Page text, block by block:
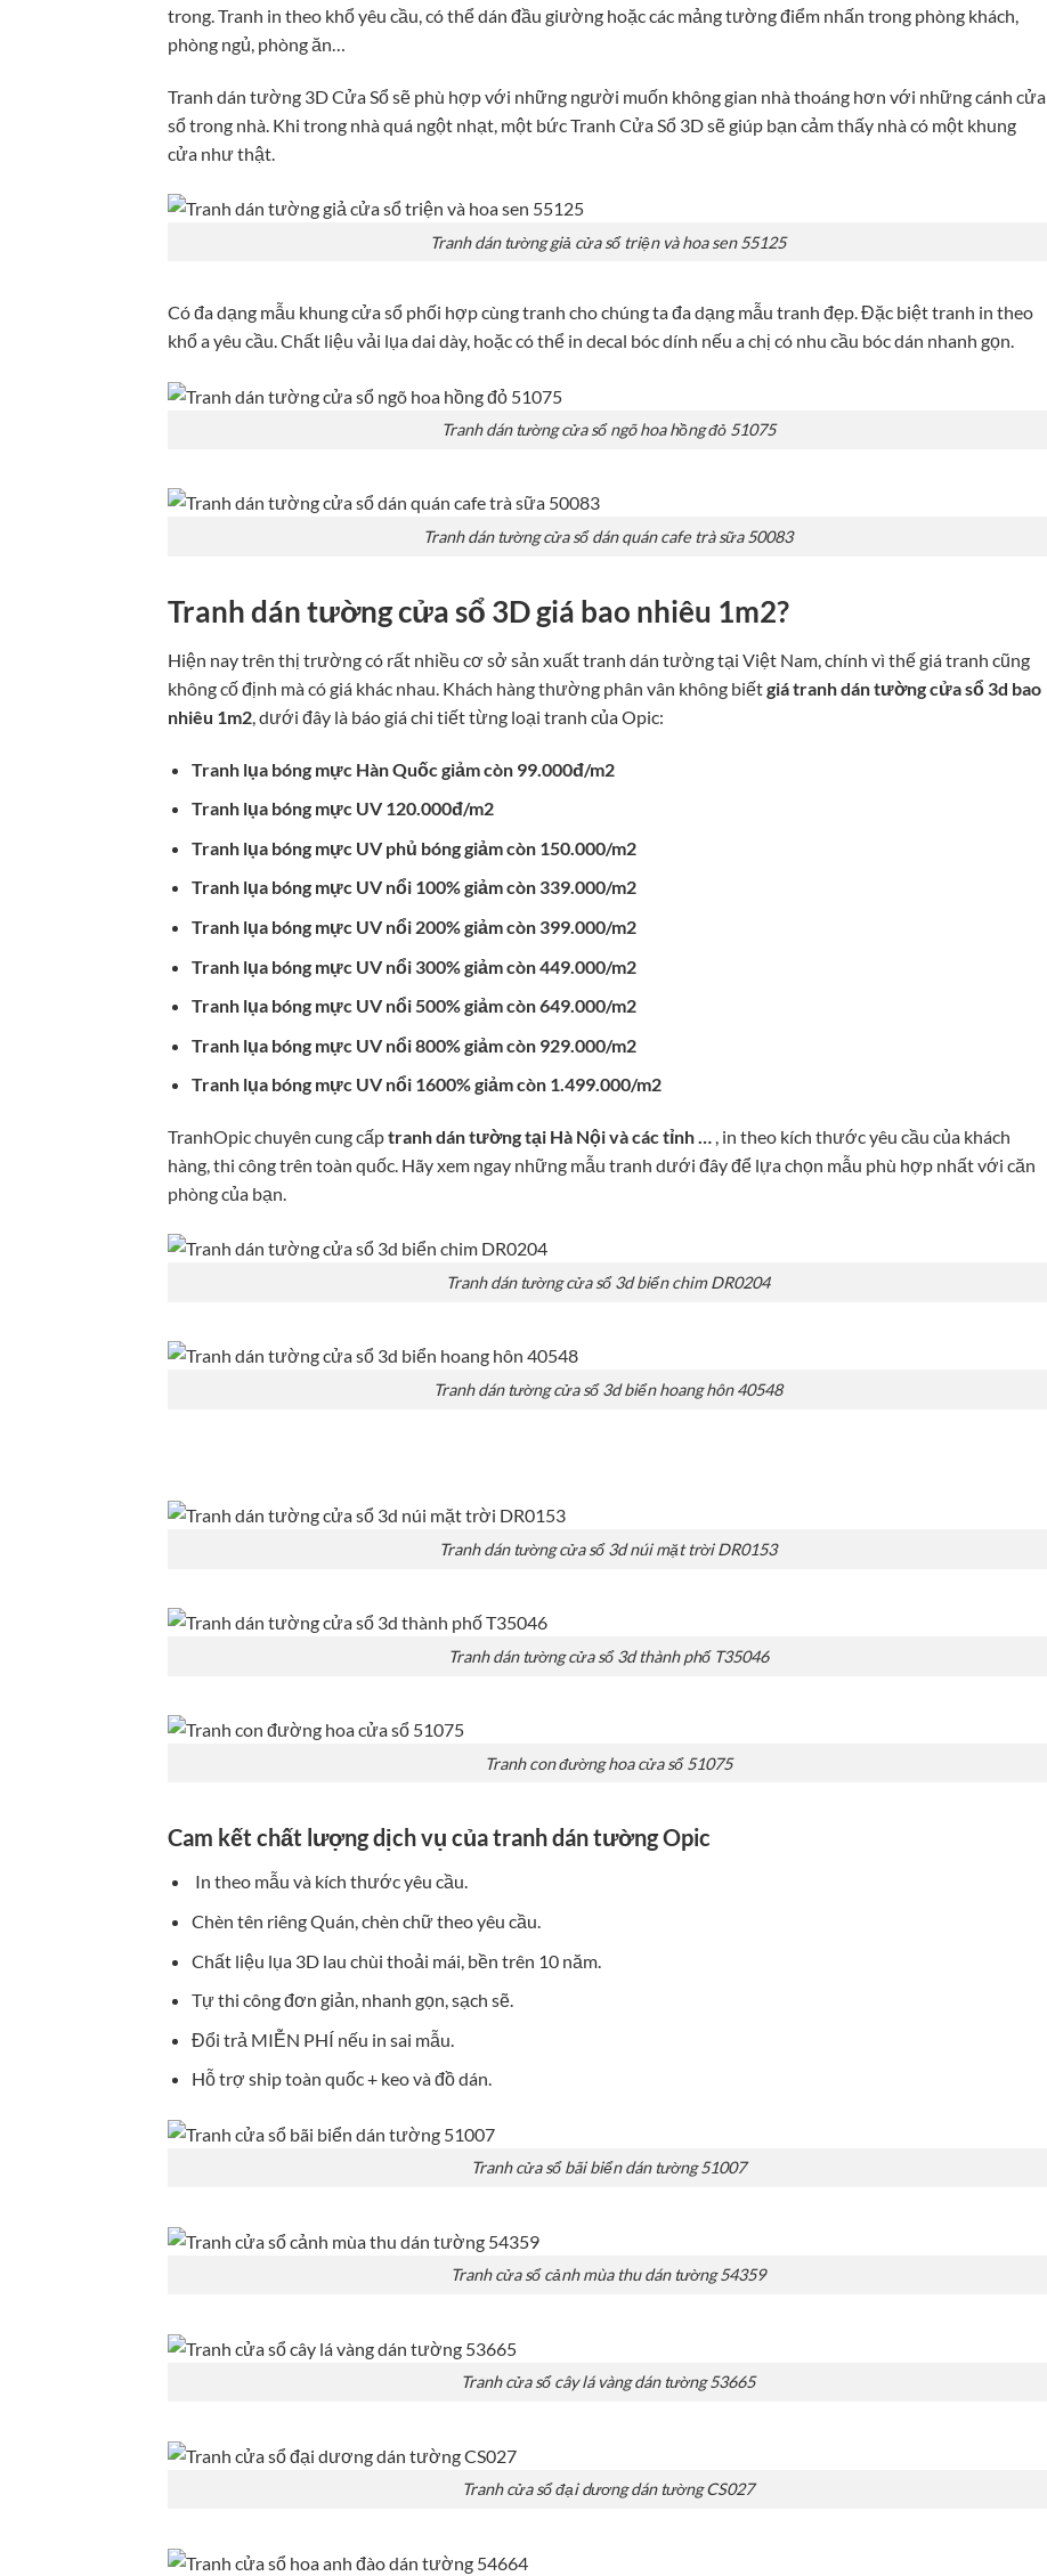
trong. Tranh in theo khổ yêu cầu, có thể dán đầu giường hoặc các mảng tường điểm nhấn trong phòng khách,
phòng ngủ, phòng ăn…
Tranh dán tường 3D Cửa Sổ sẽ phù hợp với những người muốn không gian nhà thoáng hơn với những cánh cửa
sổ trong nhà. Khi trong nhà quá ngột nhạt, một bức Tranh Cửa Sổ 3D sẽ giúp bạn cảm thấy nhà có một khung
cửa như thật.
Tranh dán tường giả cửa sổ triện và hoa sen 55125
Có đa dạng mẫu khung cửa sổ phối hợp cùng tranh cho chúng ta đa dạng mẫu tranh đẹp. Đặc biệt tranh in theo
khổ a yêu cầu. Chất liệu vải lụa dai dày, hoặc có thể in decal bóc dính nếu a chị có nhu cầu bóc dán nhanh gọn.
Tranh dán tường cửa sổ ngõ hoa hồng đỏ 51075
Tranh dán tường cửa sổ dán quán cafe trà sữa 50083
Tranh dán tường cửa sổ 3D giá bao nhiêu 1m2?
Hiện nay trên thị trường có rất nhiều cơ sở sản xuất tranh dán tường tại Việt Nam, chính vì thế giá tranh cũng
không cố định mà có giá khác nhau. Khách hàng thường phân vân không biếtgiá tranh dán tường cửa sổ 3d bao
nhiêu 1m2 , dưới đây là báo giá chi tiết từng loại tranh của Opic:
Tranh lụa bóng mực Hàn Quốc giảm còn 99.000đ/m2
Tranh lụa bóng mực UV 120.000đ/m2
Tranh lụa bóng mực UV phủ bóng giảm còn 150.000/m2
Tranh lụa bóng mực UV nổi 100% giảm còn 339.000/m2
Tranh lụa bóng mực UV nổi 200% giảm còn 399.000/m2
Tranh lụa bóng mực UV nổi 300% giảm còn 449.000/m2
Tranh lụa bóng mực UV nổi 500% giảm còn 649.000/m2
Tranh lụa bóng mực UV nổi 800% giảm còn 929.000/m2
Tranh lụa bóng mực UV nổi 1600% giảm còn 1.499.000/m2
TranhOpic chuyên cung cấptranh dán tường tại Hà Nội và các tỉnh … , in theo kích thước yêu cầu của khách
hàng, thi công trên toàn quốc. Hãy xem ngay những mẫu tranh dưới đây để lựa chọn mẫu phù hợp nhất với căn
phòng của bạn.
Tranh dán tường cửa sổ 3d biển chim DR0204
Tranh dán tường cửa sổ 3d biển hoang hôn 40548
Tranh dán tường cửa sổ 3d núi mặt trời DR0153
Tranh dán tường cửa sổ 3d thành phố T35046
Tranh con đường hoa cửa sổ 51075
Cam kết chất lượng dịch vụ của tranh dán tường Opic
In theo mẫu và kích thước yêu cầu.
Chèn tên riêng Quán, chèn chữ theo yêu cầu.
Chất liệu lụa 3D lau chùi thoải mái, bền trên 10 năm.
Tự thi công đơn giản, nhanh gọn, sạch sẽ.
Đổi trả MIỄN PHÍ nếu in sai mẫu.
Hỗ trợ ship toàn quốc + keo và đồ dán.
Tranh cửa sổ bãi biển dán tường 51007
Tranh cửa sổ cảnh mùa thu dán tường 54359
Tranh cửa sổ cây lá vàng dán tường 53665
Tranh cửa sổ đại dương dán tường CS027